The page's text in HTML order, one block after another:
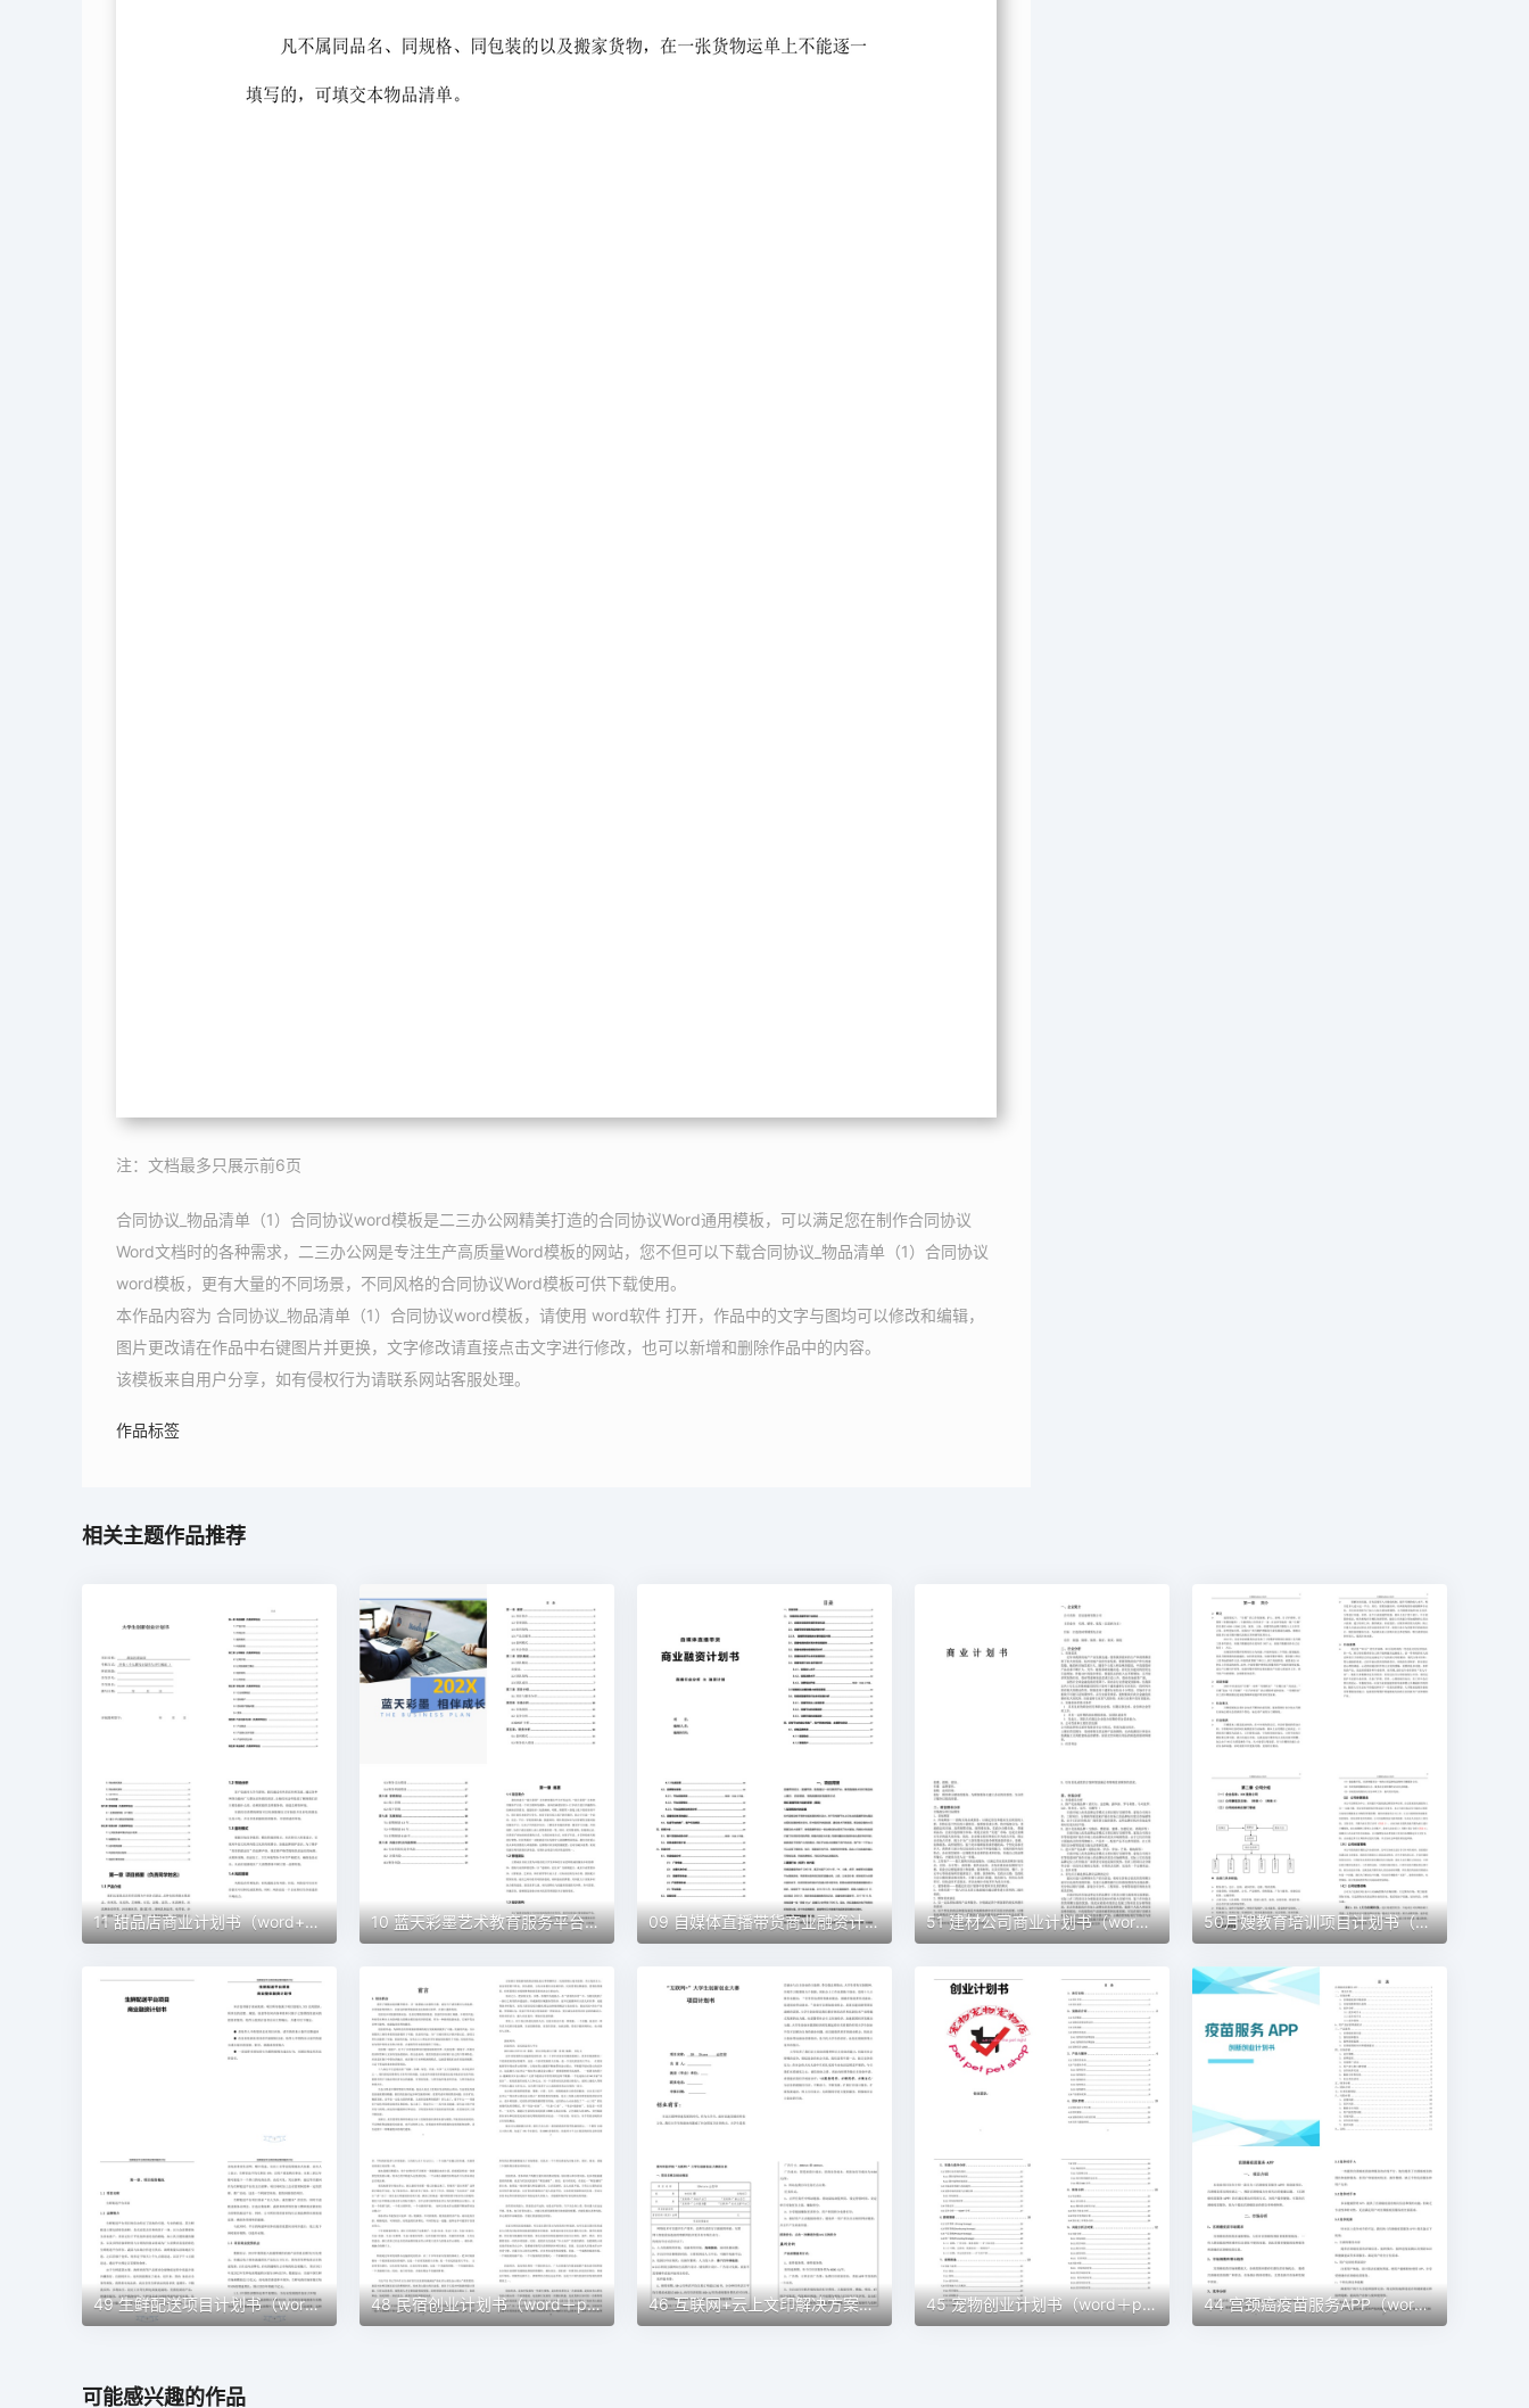
注：文档最多只展示前6页
合同协议_物品清单（1）合同协议word模板是二三办公网精美打造的合同协议Word通用模板，可以满足您在制作合同协议
Word文档时的各种需求，二三办公网是专注生产高质量Word模板的网站，您不但可以下载合同协议_物品清单（1）合同协议
word模板，更有大量的不同场景，不同风格的合同协议Word模板可供下载使用。
本作品内容为 合同协议_物品清单（1）合同协议word模板，请使用 word软件 打开，作品中的文字与图均可以修改和编辑，
图片更改请在作品中右键图片并更换，文字修改请直接点击文字进行修改，也可以新增和删除作品中的内容。
该模板来自用户分享，如有侵权行为请联系网站客服处理。
作品标签
相关主题作品推荐
11 甜品店商业计划书（word+ppt配套）创业计划书word模板 10 蓝天彩墨艺术教育服务平台商业计划书（word+ppt配套）创业计划书word模板 09 自媒体直播带货商业融资计划书（word+ppt配套）创业计划书word模板 51 建材公司商业计划书（word+ppt配套）创业计划书word模板 50月嫂教育培训项目计划书（word＋ppt配套）创业计划书word模板
49 生鲜配送项目计划书（word＋ppt配套）创业计划书word模板 48 民宿创业计划书（word＋ppt配套）创业计划书word模板 46 互联网+云上文印解决方案创业计划书（word＋ppt配套）创业计划书word模板 45 宠物创业计划书（word＋ppt配套）创业计划书word模板 44 宫颈癌疫苗服务APP（word＋ppt配套）创业计划书word模板
可能感兴趣的作品